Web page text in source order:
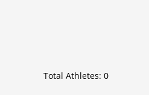
Total Athletes: 0